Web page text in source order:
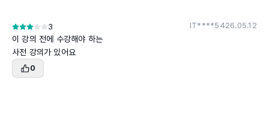
3 IT****5426.05.12
이 강의 전에 수강해야 하는
사전 강의가 있어요
0